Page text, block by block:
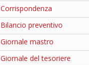
Corrispondenza
Bilancio preventivo
Giornale mastro
Giornale del tesoriere